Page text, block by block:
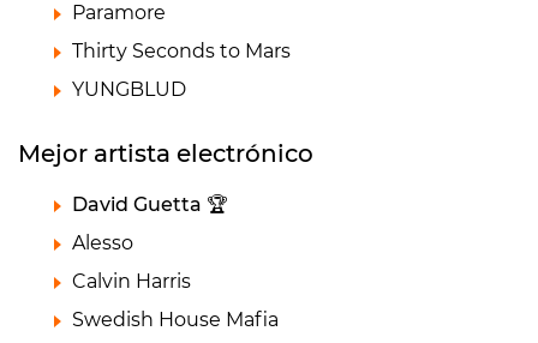
Paramore
Thirty Seconds to Mars
YUNGBLUD
Mejor artista electrónico
David Guetta 🏆
Alesso
Calvin Harris
Swedish House Mafia